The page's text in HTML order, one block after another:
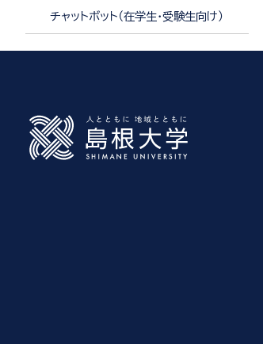
チャットボット（在学生・受験生向け）